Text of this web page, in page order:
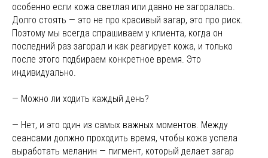
особенно если кожа светлая или давно не загоралась.
Долго стоять — это не про красивый загар, это про риск.
Поэтому мы всегда спрашиваем у клиента, когда он
последний раз загорал и как реагирует кожа, и только
после этого подбираем конкретное время. Это
индивидуально.
— Можно ли ходить каждый день?
— Нет, и это один из самых важных моментов. Между
сеансами должно проходить время, чтобы кожа успела
выработать меланин — пигмент, который делает загар